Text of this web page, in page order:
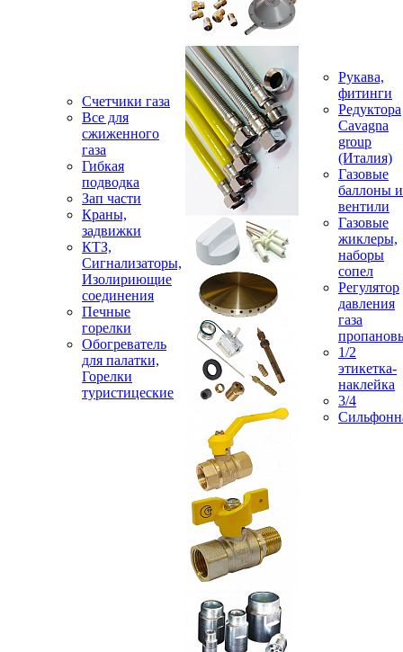
Счетчики газа
Все для
сжиженного
газа
Гибкая
подводка
Зап части
Краны,
задвижки
КТЗ,
Сигнализаторы,
Изолириющие
соединения
Печные
горелки
Обогреватель
для палатки,
Горелки
туристицеские
Рукава,
фитинги
Редуктора
Cavagna
group
(Италия)
Газовые
баллоны и
вентили
Газовые
жиклеры,
наборы
сопел
Регулятор
давления
газа
1/2
этикетка-
наклейка
3/4